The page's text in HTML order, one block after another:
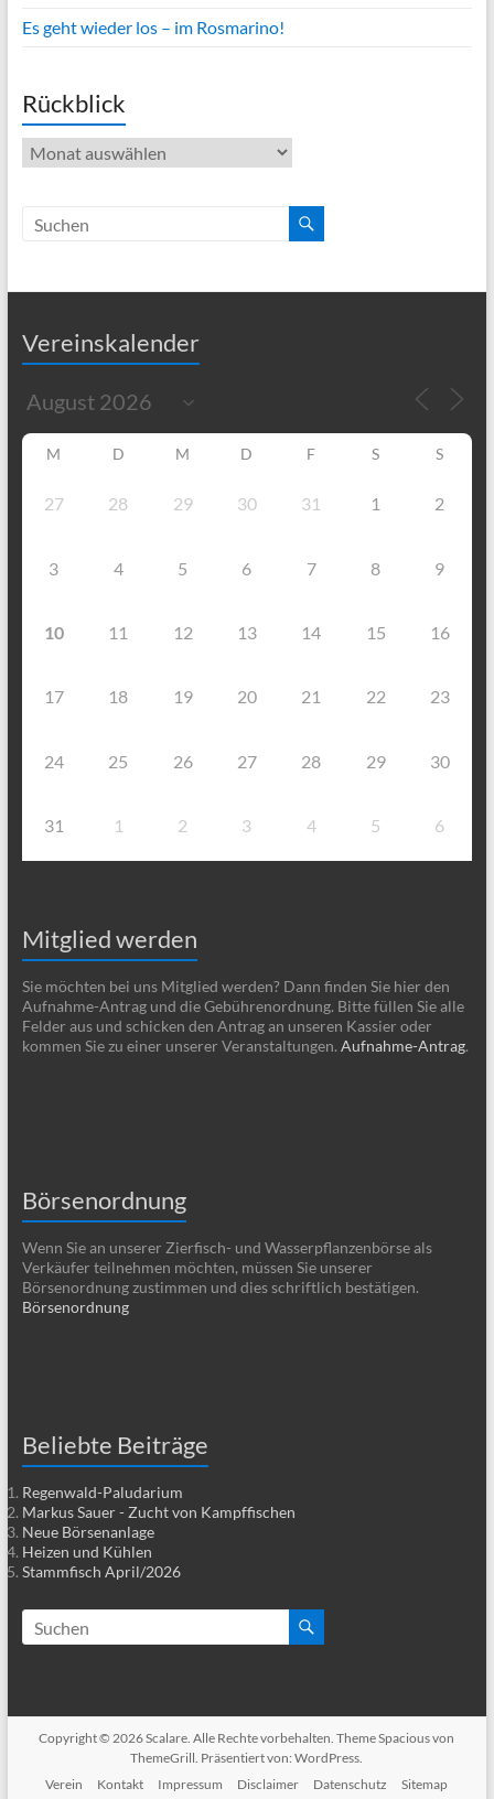
Es geht wieder los – im Rosmarino!
Rückblick
Rückblick
Vereinskalender
M D M D F S S
27 28 29 30 31 1 2
3 4 5 6 7 8 9
10 11 12 13 14 15 16
17 18 19 20 21 22 23
24 25 26 27 28 29 30
31 1 2 3 4 5 6
Mitglied werden
Sie möchten bei uns Mitglied werden? Dann finden Sie hier den
Aufnahme-Antrag und die Gebührenordnung. Bitte füllen Sie alle
Felder aus und schicken den Antrag an unseren Kassier oder
kommen Sie zu einer unserer Veranstaltungen. Aufnahme-Antrag.
Börsenordnung
Wenn Sie an unserer Zierfisch- und Wasserpflanzenbörse als
Verkäufer teilnehmen möchten, müssen Sie unserer
Börsenordnung zustimmen und dies schriftlich bestätigen.
Börsenordnung
Beliebte Beiträge
Regenwald-Paludarium
Markus Sauer - Zucht von Kampffischen
Neue Börsenanlage
Heizen und Kühlen
Stammfisch April/2026
Copyright © 2026Scalare. Alle Rechte vorbehalten. ThemeSpaciousvon
ThemeGrill. Präsentiert von:WordPress.
Verein
Kontakt Impressum Disclaimer Datenschutz Sitemap